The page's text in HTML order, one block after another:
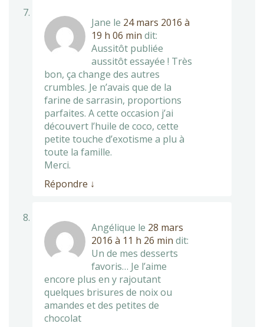
Jane le 24 mars 2016 à
19 h 06 min dit:
Aussitôt publiée
aussitôt essayée ! Très
bon, ça change des autres
crumbles. Je n’avais que de la
farine de sarrasin, proportions
parfaites. A cette occasion j’ai
découvert l’huile de coco, cette
petite touche d’exotisme a plu à
toute la famille.
Merci.
Répondre ↓
Angélique le 28 mars
2016 à 11 h 26 min dit:
Un de mes desserts
favoris… Je l’aime
encore plus en y rajoutant
quelques brisures de noix ou
amandes et des petites de
chocolat